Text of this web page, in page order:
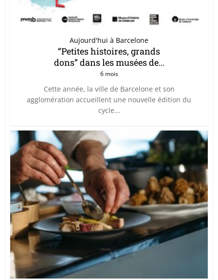
Aujourd'hui à Barcelone
“Petites histoires, grands
dons” dans les musées de...
6 mois
Cette année, la ville de Barcelone et son
agglomération accueillent une nouvelle édition du
cycle...